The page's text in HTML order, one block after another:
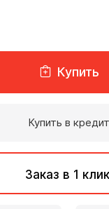
Купить
Купить в кредит
Заказ в 1 клик